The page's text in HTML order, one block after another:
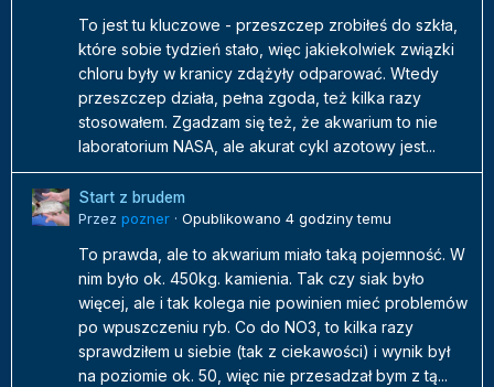
To jest tu kluczowe - przeszczep zrobiłeś do szkła,
które sobie tydzień stało, więc jakiekolwiek związki
chloru były w kranicy zdążyły odparować. Wtedy
przeszczep działa, pełna zgoda, też kilka razy
stosowałem. Zgadzam się też, że akwarium to nie
laboratorium NASA, ale akurat cykl azotowy jest...
Start z brudem
Przez pozner · Opublikowano 4 godziny temu
To prawda, ale to akwarium miało taką pojemność. W
nim było ok. 450kg. kamienia. Tak czy siak było
więcej, ale i tak kolega nie powinien mieć problemów
po wpuszczeniu ryb. Co do NO3, to kilka razy
sprawdziłem u siebie (tak z ciekawości) i wynik był
na poziomie ok. 50, więc nie przesadzał bym z tą...